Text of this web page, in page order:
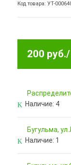
Код товара: УТ-
200 руб.
Наличие: 4
Бугульма,
Наличие: 1